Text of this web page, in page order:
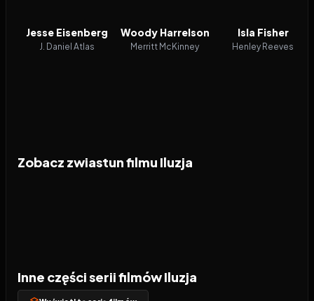
Jesse Eisenberg
J. Daniel Atlas
Woody Harrelson
Merritt McKinney
Isla Fisher
Henley Reeves
Zobacz zwiastun filmu Iluzja
Inne części serii filmów Iluzja